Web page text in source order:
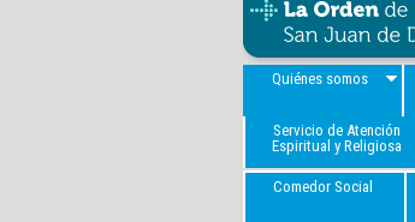
Quiénes somos
Servicio de Atención
Espiritual y Religiosa
Comedor Social